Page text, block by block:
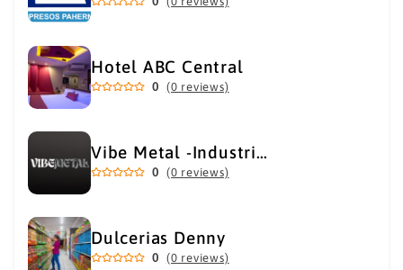
Hotel ABC Central
0 (0 reviews)
Vibe Metal -Industrial Metal Supply
0 (0 reviews)
Dulcerias Denny
0 (0 reviews)